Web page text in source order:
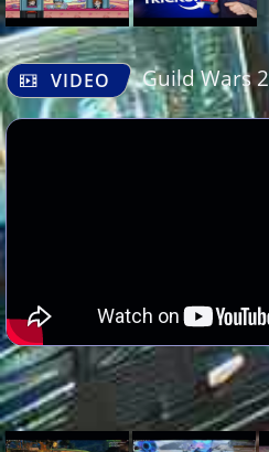
VIDEO Guild Wars 2